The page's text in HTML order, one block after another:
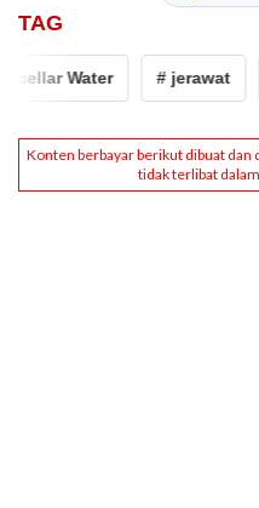
TAG
Water # jerawat